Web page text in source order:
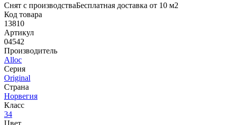
Снят с производстваБесплатная доставка от 10 м2
Код товара
13810
Артикул
04542
Производитель
Alloc
Серия
Original
Страна
Норвегия
Класс
34
Цвет